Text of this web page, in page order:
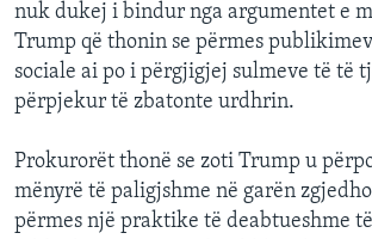
nuk dukej i bindur nga argumentet e
Trump që thonin se përmes
sociale ai po i përgjigjej sulmeve të të
përpjekur të zbatonte urdhrin.
Prokurorët thonë se zoti Trump u
mënyrë të paligjshme në garën
përmes një praktike të deabtueshme